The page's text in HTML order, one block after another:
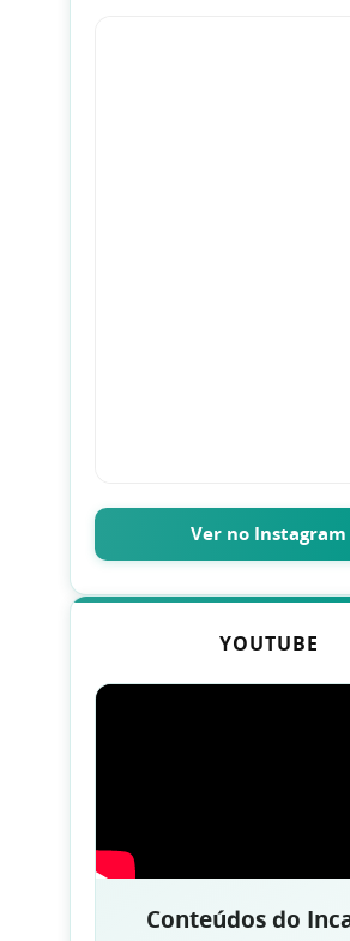
Ver no Instagram
YOUTUBE
Conteúdos do